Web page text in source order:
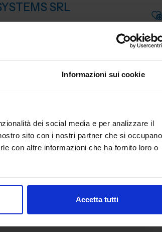
Informazioni sui cookie
dei social media e per analizzare il
sito con i nostri partner che si occupano
con altre informazioni che ha fornito loro o
Accetta tutti
SRL
da3 fino a 5 a...
Vai
Vai